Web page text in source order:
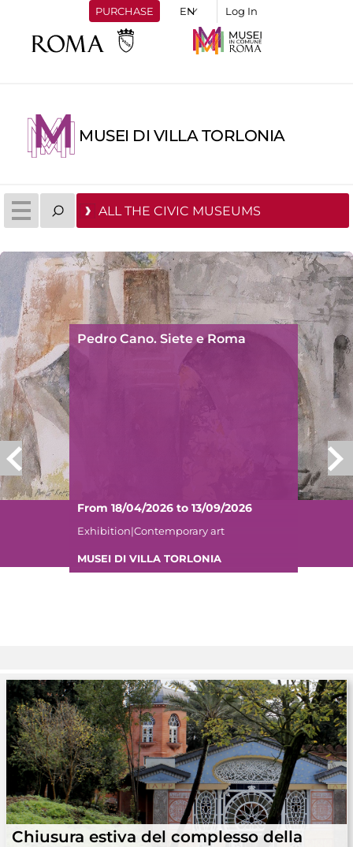
PURCHASE Log In
MUSEI DI VILLA TORLONIA
ALL THE CIVIC MUSEUMS
Pedro Cano. Siete e Roma
From 18/04/2026 to 13/09/2026
Exhibition|Contemporary art
MUSEI DI VILLA TORLONIA
Chiusura estiva del complesso della